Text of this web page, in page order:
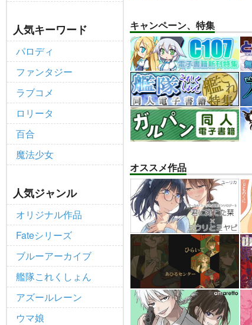
人気キーワード
パロディ
ファンタジー
ラブコメ
ロリータ
百合
魔法少女
人気ジャンル
オリジナル作品
Fateシリーズ
ブルーアーカイブ
艦隊これくしょん
アズールレーン
ウマ娘
キャンペーン、特集
オススメ作品